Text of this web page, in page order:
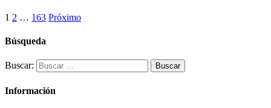
1 2 … 163 Próximo
Búsqueda
Buscar:
Información